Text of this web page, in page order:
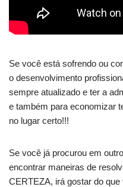
Se você está sofrendo ou
o desenvolvimento
sempre atualizado e ter a
e também para economizar
no lugar certo!!!
Se você já procurou em
encontrar maneiras de
CERTEZA, irá gostar do